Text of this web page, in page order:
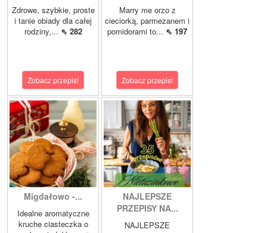
Zdrowe, szybkie, proste
i tanie obiady dla całej
rodziny,... ⇖ 282
Zobacz przepis!
Marry me orzo z
cieciorką, parmezanem i
pomidorami to... ⇖ 197
Zobacz przepis!
Migdałowo -...
Idealne aromatyczne
kruche ciasteczka o
NAJLEPSZE
PRZEPISY NA...
NAJLEPSZE